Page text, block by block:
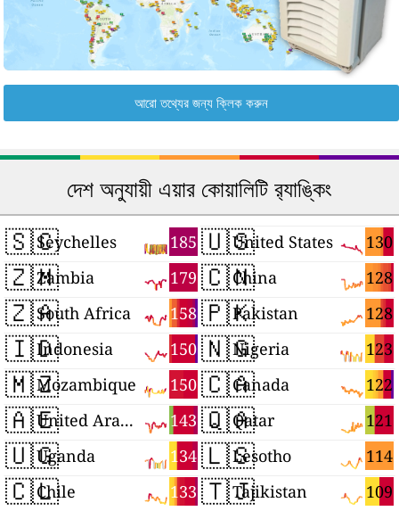
আরো তথ্যের জন্য ক্লিক করুন
দেশ অনুযায়ী এয়ার কোয়ালিটি র‍্যাঙ্কিং
🇸🇨 185
Seychelles
🇿🇲 179
Zambia
🇿🇦 158
South Africa
🇮🇩 150
Indonesia
🇲🇿 150
Mozambique
🇦🇪 143
United Arab Emirates
🇺🇬 134
Uganda
🇨🇱 133
Chile
🇺🇸 130
United States
🇨🇳 128
China
🇵🇰 128
Pakistan
🇳🇬 123
Nigeria
🇨🇦 122
Canada
🇶🇦 121
Qatar
🇱🇸 114
Lesotho
🇹🇯 109
Tajikistan